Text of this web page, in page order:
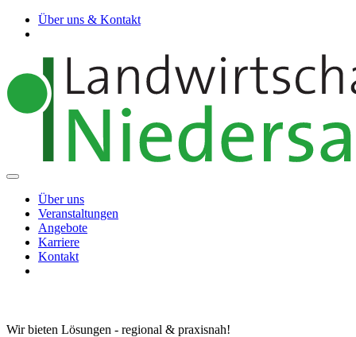
Über uns & Kontakt
Über uns
Veranstaltungen
Angebote
Karriere
Kontakt
Wir bieten Lösungen - regional & praxisnah!